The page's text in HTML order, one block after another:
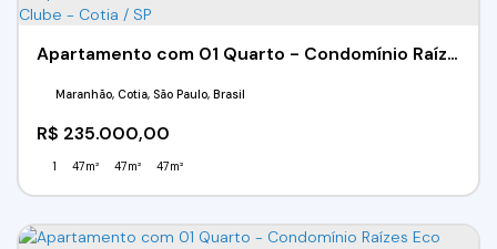
Apartamento com 01 Quarto - Condomínio Raízes Eco Clube - Cotia / SP
R$ 235.000,00
Maranhão, Cotia, São Paulo, Brasil
1 47m² 47m² 47m²